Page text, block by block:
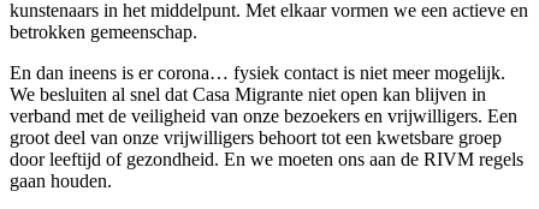
kunstenaars in het middelpunt. Met elkaar vormen we een actieve en
betrokken gemeenschap.
En dan ineens is er corona… fysiek contact is niet meer mogelijk.
We besluiten al snel dat Casa Migrante niet open kan blijven in
verband met de veiligheid van onze bezoekers en vrijwilligers. Een
groot deel van onze vrijwilligers behoort tot een kwetsbare groep
door leeftijd of gezondheid. En we moeten ons aan de RIVM regels
gaan houden.